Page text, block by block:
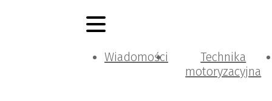
Wiadomości
Technika
motoryzacyjna